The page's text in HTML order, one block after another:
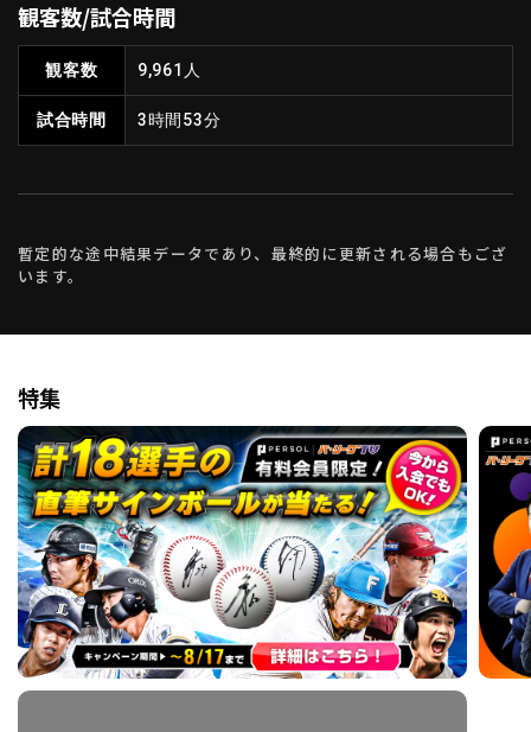
観客数/試合時間
観客数 9,961人
試合時間 3時間53分
暫定的な途中結果データであり、最終的に更新される場合もござ
います。
特集